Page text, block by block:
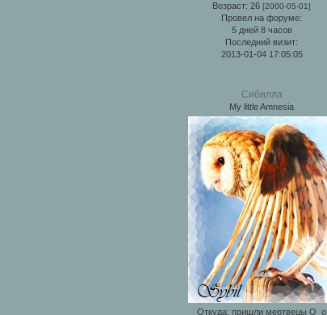
Возраст: 26[2000-05-01]
Провел на форуме:
5 дней 8 часов
Последний визит:
2013-01-04 17:05:05
Сибилла
My little Amnesia
Откуда: пришли мертвецы О_о